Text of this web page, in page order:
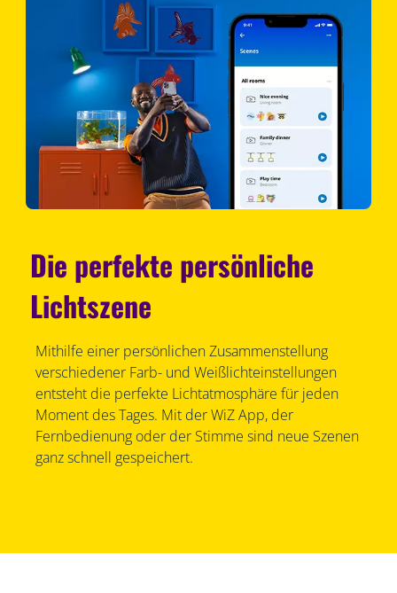
Die perfekte persönliche
Lichtszene
Mithilfe einer persönlichen Zusammenstellung
verschiedener Farb- und Weißlichteinstellungen
entsteht die perfekte Lichtatmosphäre für jeden
Moment des Tages. Mit der WiZ App, der
Fernbedienung oder der Stimme sind neue Szenen
ganz schnell gespeichert.